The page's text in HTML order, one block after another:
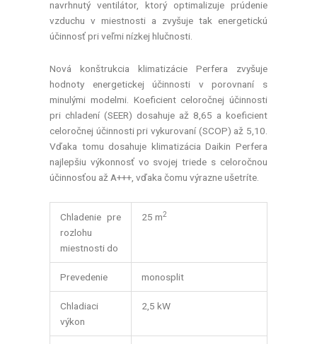
navrhnutý ventilátor, ktorý optimalizuje prúdenie
vzduchu v miestnosti a zvyšuje tak energetickú
účinnosť pri veľmi nízkej hlučnosti.
Nová konštrukcia klimatizácie Perfera zvyšuje
hodnoty energetickej účinnosti v porovnaní s
minulými modelmi. Koeficient celoročnej účinnosti
pri chladení (SEER) dosahuje až 8,65 a koeficient
celoročnej účinnosti pri vykurovaní (SCOP) až 5,10.
Vďaka tomu dosahuje klimatizácia Daikin Perfera
najlepšiu výkonnosť vo svojej triede s celoročnou
účinnosťou až A+++, vďaka čomu výrazne ušetríte.
Chladenie pre
rozlohu
miestnosti do
25 m2
Prevedenie monosplit
Chladiaci
výkon
2,5 kW